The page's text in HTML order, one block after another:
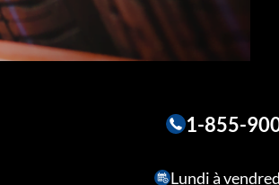
1-855-
Lundi à